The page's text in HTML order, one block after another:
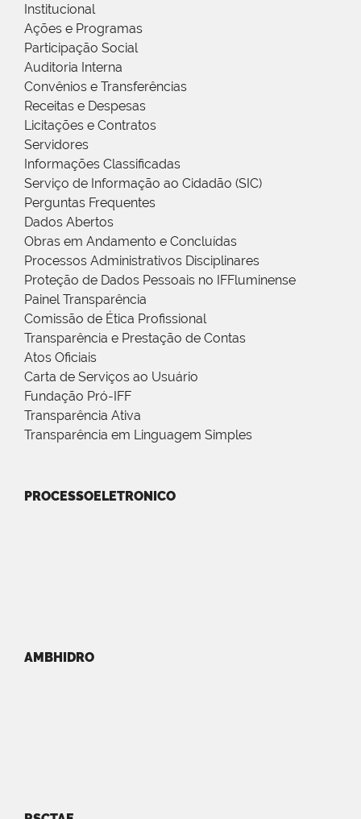
Institucional
Ações e Programas
Participação Social
Auditoria Interna
Convênios e Transferências
Receitas e Despesas
Licitações e Contratos
Servidores
Informações Classificadas
Serviço de Informação ao Cidadão (SIC)
Perguntas Frequentes
Dados Abertos
Obras em Andamento e Concluídas
Processos Administrativos Disciplinares
Proteção de Dados Pessoais no IFFluminense
Painel Transparência
Comissão de Ética Profissional
Transparência e Prestação de Contas
Atos Oficiais
Carta de Serviços ao Usuário
Fundação Pró-IFF
Transparência Ativa
Transparência em Linguagem Simples
PROCESSOELETRONICO
AMBHIDRO